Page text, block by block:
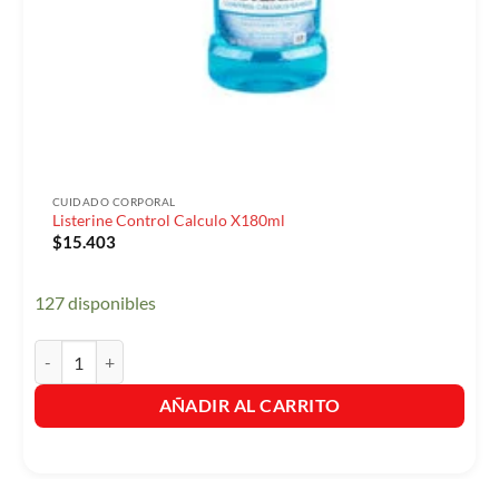
CUIDADO CORPORAL
Listerine Control Calculo X180ml
$15.403
127 disponibles
AÑADIR AL CARRITO